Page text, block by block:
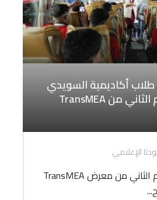
أكاديمية السويدي
الفنية خلال اليوم الثاني من TransMEA
الإعلامي
خلال فعاليات اليوم الثاني من معرض TransMEA